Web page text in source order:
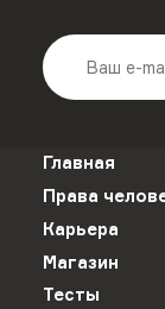
Главная
Права
Карьера
Магазин
Тесты